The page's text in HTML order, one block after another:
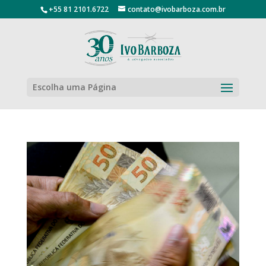
+55 81 2101.6722 contato@ivobarboza.com.br
Escolha uma Página